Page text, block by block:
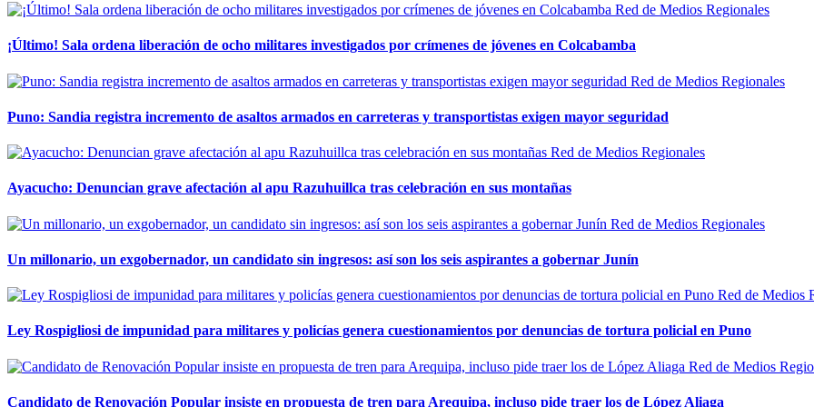
Red de Medios Regionales
¡Último! Sala ordena liberación de ocho militares investigados por crímenes de jóvenes en Colcabamba
Red de Medios Regionales
Puno: Sandia registra incremento de asaltos armados en carreteras y transportistas exigen mayor seguridad
Red de Medios Regionales
Ayacucho: Denuncian grave afectación al apu Razuhuillca tras celebración en sus montañas
Red de Medios Regionales
Un millonario, un exgobernador, un candidato sin ingresos: así son los seis aspirantes a gobernar Junín
Red de Medios
Ley Rospigliosi de impunidad para militares y policías genera cuestionamientos por denuncias de tortura policial en Puno
Red de Medios
Candidato de Renovación Popular insiste en propuesta de tren para Arequipa, incluso pide traer los de López Aliaga